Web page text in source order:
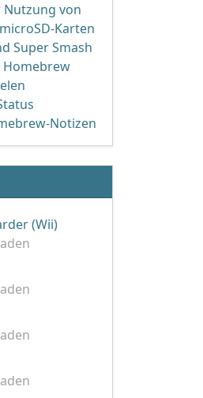
von
Karten
Super Smash
Homebrew
Notizen
(Wii)